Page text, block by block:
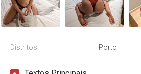
Distritos Porto